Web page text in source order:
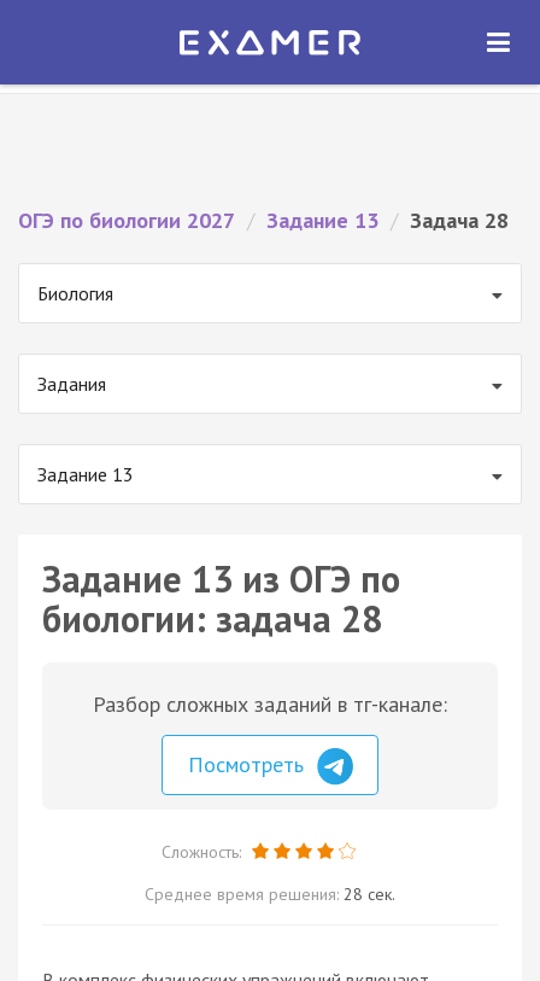
Экзамер — ЕГЭ 2027
ОТКРЫТЬ
ОГЭ по биологии 2027 / Задание 13 / Задача 28
Биология
Задания
Задание 13
Задание 13 из ОГЭ по
биологии: задача 28
Разбор сложных заданий в тг-канале:
Посмотреть
Сложность:
Среднее время решения: 28 сек.